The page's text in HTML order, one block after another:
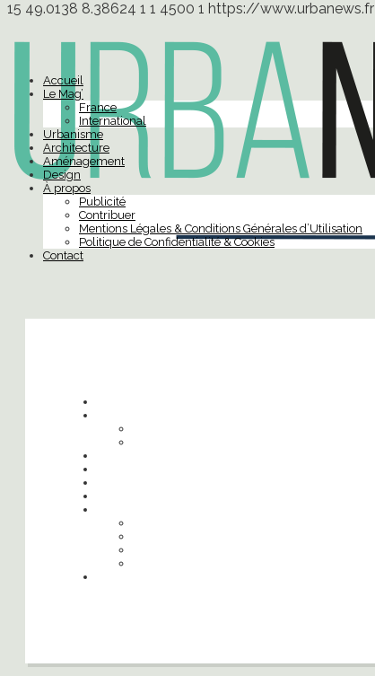
15 49.0138 8.38624 1 1 4500 1 https://www.urbanews.fr
Accueil
Le Mag’
France
International
Urbanisme
Architecture
Aménagement
Design
À propos
Publicité
Contribuer
Mentions Légales & Conditions Générales d’Utilisation
Politique de Confidentialité & Cookies
Contact